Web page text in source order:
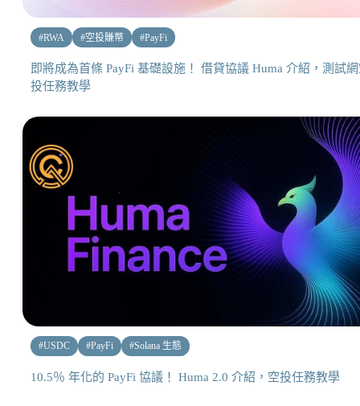
#RWA #空投賺幣 #PayFi
即將成為首條 PayFi 基礎設施！ 借貸協議 Huma 介紹，測試
投任務教學
#USDC #PayFi #Solana 生態
10.5％ 年化的 PayFi 協議！ Huma 2.0 介紹，空投任務教學